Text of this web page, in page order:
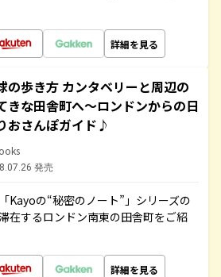
詳細を見る
の歩き方 カンタベリーと周辺の
きな田舎町へ～ロンドンからの日
おさんぽガイド♪
発売
Kayoの“秘密のノート”」シリーズの
在するロンドン南東の田舎町をご紹
詳細を見る